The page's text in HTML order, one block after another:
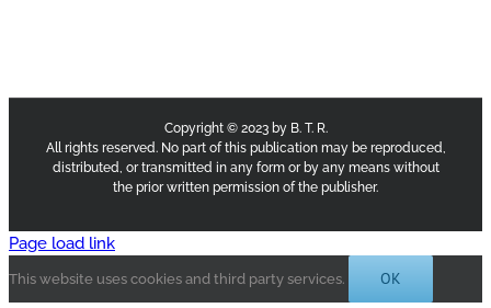
Copyright © 2023 by B. T. R.
All rights reserved. No part of this publication may be reproduced,
distributed, or transmitted in any form or by any means without
the prior written permission of the publisher.
Page load link
This website uses cookies and third party services. OK